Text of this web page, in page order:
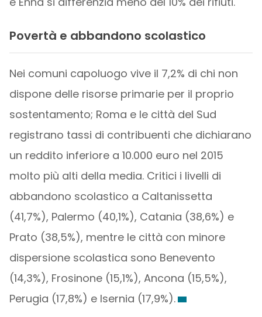
Povertà e abbandono scolastico
Nei comuni capoluogo vive il 7,2% di chi non
dispone delle risorse primarie per il proprio
sostentamento; Roma e le città del Sud
registrano tassi di contribuenti che dichiarano
un reddito inferiore a 10.000 euro nel 2015
molto più alti della media. Critici i livelli di
abbandono scolastico a Caltanissetta
(41,7%), Palermo (40,1%), Catania (38,6%) e
Prato (38,5%), mentre le città con minore
dispersione scolastica sono Benevento
(14,3%), Frosinone (15,1%), Ancona (15,5%),
Perugia (17,8%) e Isernia (17,9%).